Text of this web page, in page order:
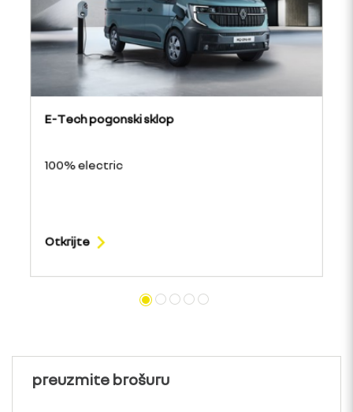
E-Tech pogonski sklop
100% electric
Otkrijte
preuzmite brošuru